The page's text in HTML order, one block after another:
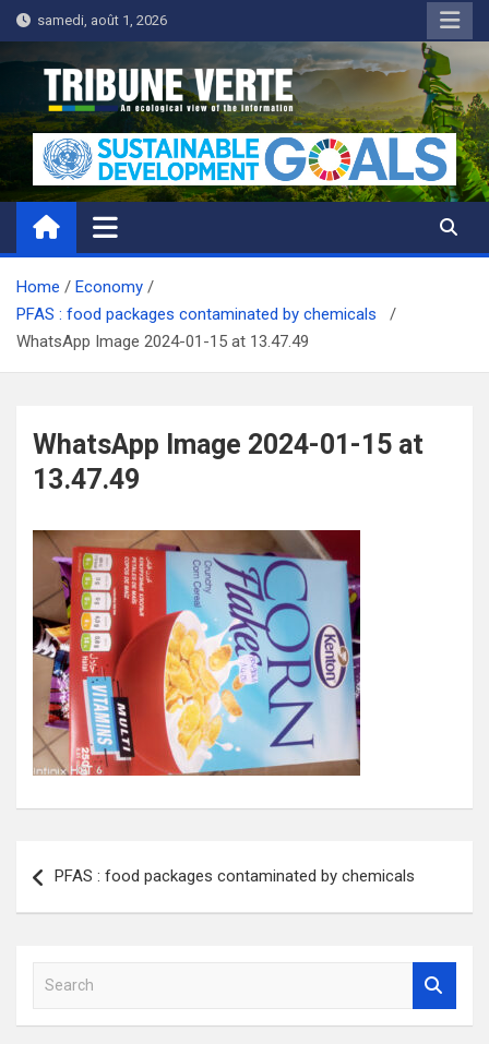
Skip
to
content
samedi, août 1, 2026
Tribune Verte
Un regard écologique de l'information
Home
Economy
PFAS : food packages contaminated by chemicals
WhatsApp Image 2024-01-15 at 13.47.49
WhatsApp Image 2024-01-15 at
13.47.49
de
PFAS : food packages contaminated by chemicals
a